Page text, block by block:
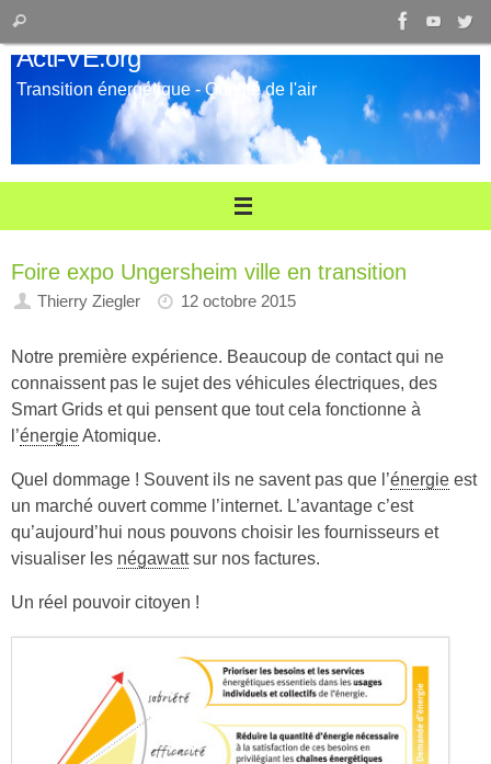
Passer
au
contenu
pour
:
Rechercher
Acti-VE.org
Transition énergétique - Qualité de l'air
Foire expo Ungersheim ville en transition
Thierry Ziegler 12 octobre 2015
Notre première expérience. Beaucoup de contact qui ne
connaissent pas le sujet des véhicules électriques, des
Smart Grids et qui pensent que tout cela fonctionne à
l’énergie Atomique.
Quel dommage ! Souvent ils ne savent pas que l’énergie est
un marché ouvert comme l’internet. L’avantage c’est
qu’aujourd’hui nous pouvons choisir les fournisseurs et
visualiser les négawattsur nos factures.
Un réel pouvoir citoyen !